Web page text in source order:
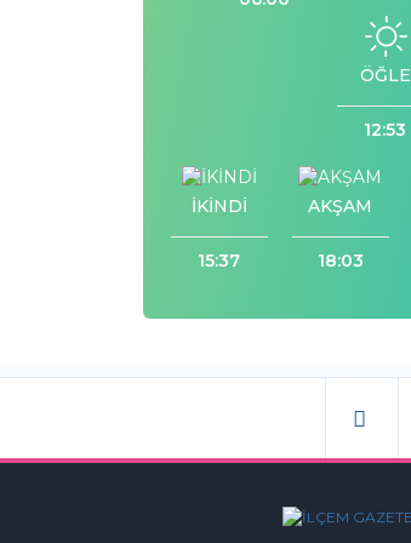
ÖĞLE
12:53
İKİNDİ
15:37
AKŞAM
18:03